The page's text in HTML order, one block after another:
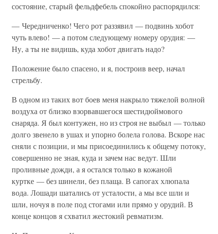
состояние, старый фельдфебель спокойно распорядился:
— Чередниченко! Чего рот раззявил — подвинь хобот
чуть влево! — а потом следующему номеру орудия: —
Ну, а ты не видишь, куда хобот двигать надо?
Положение было спасено, и я, построив веер, начал
стрельбу.
В одном из таких вот боев меня накрыло тяжелой волной
воздуха от близко взорвавшегося шестидюймового
снаряда. Я был контужен, но из строя не выбыл — только
долго звенело в ушах и упорно болела голова. Вскоре нас
сняли с позиции, и мы присоединились к общему потоку,
совершенно не зная, куда и зачем нас ведут. Шли
проливные дожди, а я остался только в кожаной
куртке — без шинели, без плаща. В сапогах хлюпала
вода. Лошади шатались от усталости, а мы все шли и
шли, ночуя в поле под стогами или прямо у орудий. В
конце концов я схватил жестокий ревматизм.